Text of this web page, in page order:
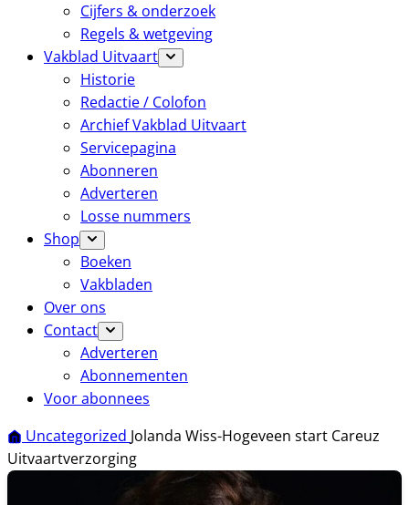
Cijfers & onderzoek
Regels & wetgeving
Vakblad Uitvaart
Historie
Redactie / Colofon
Archief Vakblad Uitvaart
Servicepagina
Abonneren
Adverteren
Losse nummers
Shop
Boeken
Vakbladen
Over ons
Contact
Adverteren
Abonnementen
Voor abonnees
Uncategorized Jolanda Wiss-Hogeveen start Careuz
Uitvaartverzorging